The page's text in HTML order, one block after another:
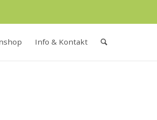
Info & Kontakt